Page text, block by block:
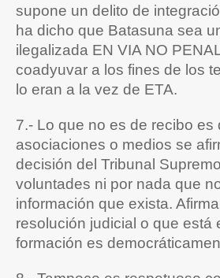
supone un delito de
ha dicho que Batasuna sea
ilegalizada EN VIA NO
coadyuvar a los fines de los
lo eran a la vez de ETA.
7.- Lo que no es de recibo
asociaciones o medios se
decisión del Tribunal
voluntades ni por nada que
información que exista.
resolución judicial o que está
formación es